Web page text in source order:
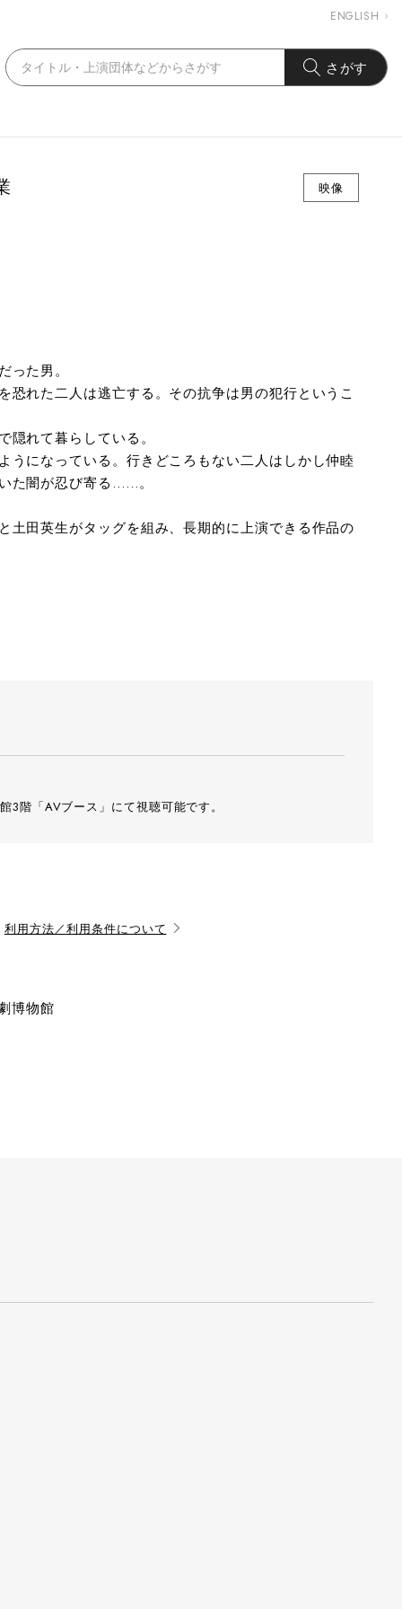
ENGLISH
さがす
映像
た男。
れた二人は逃亡する。その抗争は男の犯行というこ
れて暮らしている。
うになっている。行きどころもない二人はしかし仲睦
た闇が忍び寄る……。
土田英生がタッグを組み、長期的に上演できる作品の
3階「AVブース」にて視聴可能です。
利用方法／利用条件について
博物館